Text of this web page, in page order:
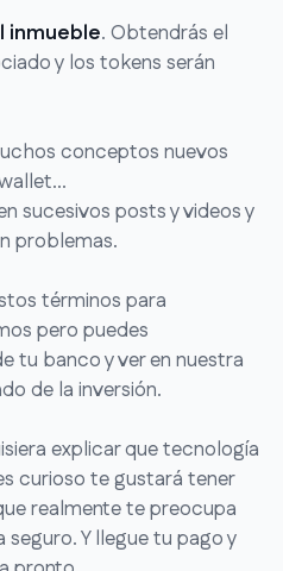
inmueble. Obtendrás el
y los tokens serán
conceptos nuevos
sucesivos posts y videos y
problemas.
términos para
pero puedes
tu banco y ver en nuestra
de la inversión.
explicar que tecnología
curioso te gustará tener
realmente te preocupa
seguro. Y llegue tu pago y